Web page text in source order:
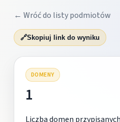
← Wróć do listy podmiotów
🔗Skopiuj link do wyniku
DOMENY
1
Liczba domen